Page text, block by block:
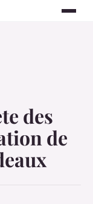
des
de